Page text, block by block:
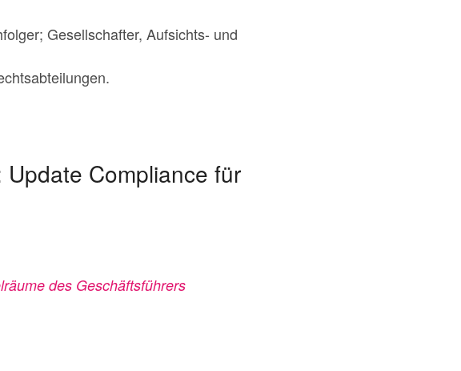
Gesellschafter, Aufsichts- und
Compliance für
des Geschäftsführers